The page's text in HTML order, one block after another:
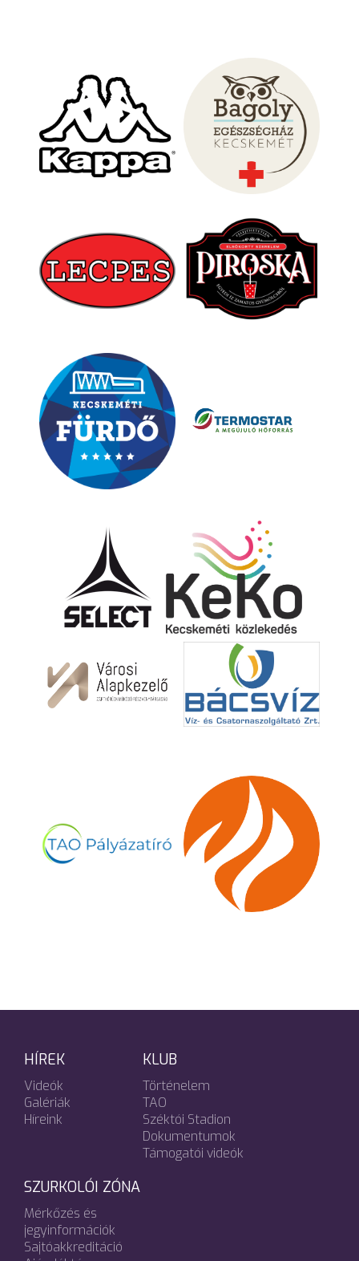
HÍREK
Videók
Galériák
Híreink
KLUB
Történelem
TAO
Széktói Stadion
Dokumentumok
Támogatói videók
SZURKOLÓI ZÓNA
Mérkőzés és
jegyinformációk
Sajtóakkreditáció